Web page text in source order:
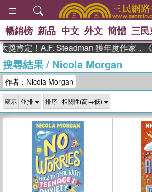
熱搜：
父親節 、 如果
念華 、 台灣的
孩：黎曼猜想
暢銷榜 新品 中文 外文 簡體 三
！A.F. Steadman 獲年度作家，《史坎
搜尋結果/ Nicola Morgan
作者：Nicola Morgan
顯示 排序